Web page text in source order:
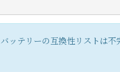
バッテリーの互換性リストは不